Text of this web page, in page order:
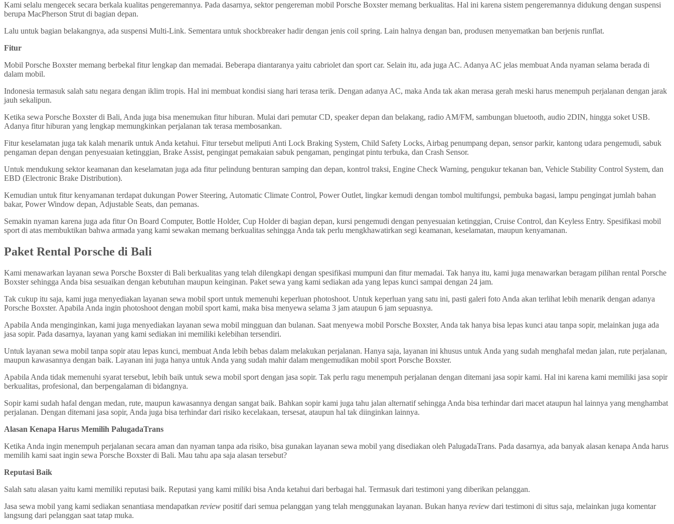
Kami selalu mengecek secara berkala kualitas pengeremannya. Pada dasarnya, sektor pengereman mobil Porsche Boxster memang berkualitas. Hal ini karena sistem pengeremannya didukung dengan suspensi
berupa MacPherson Strut di bagian depan.
Lalu untuk bagian belakangnya, ada suspensi Multi-Link. Sementara untuk shockbreaker hadir dengan jenis coil spring. Lain halnya dengan ban, produsen menyematkan ban berjenis runflat.
Fitur
Mobil Porsche Boxster memang berbekal fitur lengkap dan memadai. Beberapa diantaranya yaitu cabriolet dan sport car. Selain itu, ada juga AC. Adanya AC jelas membuat Anda nyaman selama berada di
dalam mobil.
Indonesia termasuk salah satu negara dengan iklim tropis. Hal ini membuat kondisi siang hari terasa terik. Dengan adanya AC, maka Anda tak akan merasa gerah meski harus menempuh perjalanan dengan jarak
jauh sekalipun.
Ketika sewa Porsche Boxster di Bali, Anda juga bisa menemukan fitur hiburan. Mulai dari pemutar CD, speaker depan dan belakang, radio AM/FM, sambungan bluetooth, audio 2DIN, hingga soket USB.
Adanya fitur hiburan yang lengkap memungkinkan perjalanan tak terasa membosankan.
Fitur keselamatan juga tak kalah menarik untuk Anda ketahui. Fitur tersebut meliputi Anti Lock Braking System, Child Safety Locks, Airbag penumpang depan, sensor parkir, kantong udara pengemudi, sabuk
pengaman depan dengan penyesuaian ketinggian, Brake Assist, pengingat pemakaian sabuk pengaman, pengingat pintu terbuka, dan Crash Sensor.
Untuk mendukung sektor keamanan dan keselamatan juga ada fitur pelindung benturan samping dan depan, kontrol traksi, Engine Check Warning, pengukur tekanan ban, Vehicle Stability Control System, dan
EBD (Electronic Brake Distribution).
Kemudian untuk fitur kenyamanan terdapat dukungan Power Steering, Automatic Climate Control, Power Outlet, lingkar kemudi dengan tombol multifungsi, pembuka bagasi, lampu pengingat jumlah bahan
bakar, Power Window depan, Adjustable Seats, dan pemanas.
Semakin nyaman karena juga ada fitur On Board Computer, Bottle Holder, Cup Holder di bagian depan, kursi pengemudi dengan penyesuaian ketinggian, Cruise Control, dan Keyless Entry. Spesifikasi mobil
sport di atas membuktikan bahwa armada yang kami sewakan memang berkualitas sehingga Anda tak perlu mengkhawatirkan segi keamanan, keselamatan, maupun kenyamanan.
Paket Rental Porsche di Bali
Kami menawarkan layanan sewa Porsche Boxster di Bali berkualitas yang telah dilengkapi dengan spesifikasi mumpuni dan fitur memadai. Tak hanya itu, kami juga menawarkan beragam pilihan rental Porsche
Boxster sehingga Anda bisa sesuaikan dengan kebutuhan maupun keinginan. Paket sewa yang kami sediakan ada yang lepas kunci sampai dengan 24 jam.
Tak cukup itu saja, kami juga menyediakan layanan sewa mobil sport untuk memenuhi keperluan photoshoot. Untuk keperluan yang satu ini, pasti galeri foto Anda akan terlihat lebih menarik dengan adanya
Porsche Boxster. Apabila Anda ingin photoshoot dengan mobil sport kami, maka bisa menyewa selama 3 jam ataupun 6 jam sepuasnya.
Apabila Anda menginginkan, kami juga menyediakan layanan sewa mobil mingguan dan bulanan. Saat menyewa mobil Porsche Boxster, Anda tak hanya bisa lepas kunci atau tanpa sopir, melainkan juga ada
jasa sopir. Pada dasarnya, layanan yang kami sediakan ini memiliki kelebihan tersendiri.
Untuk layanan sewa mobil tanpa sopir atau lepas kunci, membuat Anda lebih bebas dalam melakukan perjalanan. Hanya saja, layanan ini khusus untuk Anda yang sudah menghafal medan jalan, rute perjalanan,
maupun kawasannya dengan baik. Layanan ini juga hanya untuk Anda yang sudah mahir dalam mengemudikan mobil sport Porsche Boxster.
Apabila Anda tidak memenuhi syarat tersebut, lebih baik untuk sewa mobil sport dengan jasa sopir. Tak perlu ragu menempuh perjalanan dengan ditemani jasa sopir kami. Hal ini karena kami memiliki jasa sopir
berkualitas, profesional, dan berpengalaman di bidangnya.
Sopir kami sudah hafal dengan medan, rute, maupun kawasannya dengan sangat baik. Bahkan sopir kami juga tahu jalan alternatif sehingga Anda bisa terhindar dari macet ataupun hal lainnya yang menghambat
perjalanan. Dengan ditemani jasa sopir, Anda juga bisa terhindar dari risiko kecelakaan, tersesat, ataupun hal tak diinginkan lainnya.
Alasan Kenapa Harus Memilih PalugadaTrans
Ketika Anda ingin menempuh perjalanan secara aman dan nyaman tanpa ada risiko, bisa gunakan layanan sewa mobil yang disediakan oleh PalugadaTrans. Pada dasarnya, ada banyak alasan kenapa Anda harus
memilih kami saat ingin sewa Porsche Boxster di Bali. Mau tahu apa saja alasan tersebut?
Reputasi Baik
Salah satu alasan yaitu kami memiliki reputasi baik. Reputasi yang kami miliki bisa Anda ketahui dari berbagai hal. Termasuk dari testimoni yang diberikan pelanggan.
Jasa sewa mobil yang kami sediakan senantiasa mendapatkan review positif dari semua pelanggan yang telah menggunakan layanan. Bukan hanya review dari testimoni di situs saja, melainkan juga komentar
langsung dari pelanggan saat tatap muka.